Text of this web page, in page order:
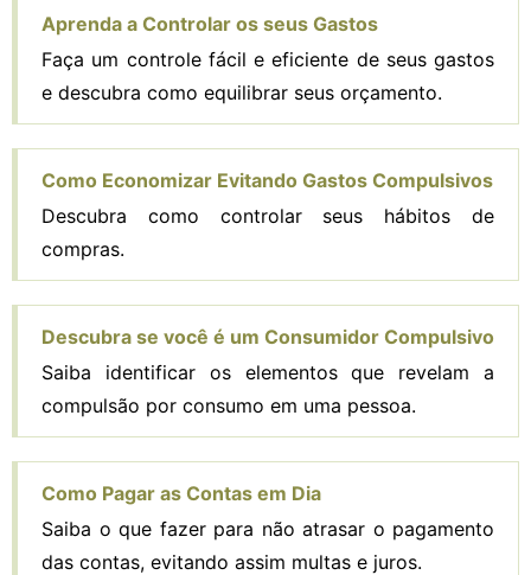
Aprenda a Controlar os seus Gastos
Faça um controle fácil e eficiente de seus gastos
e descubra como equilibrar seus orçamento.
Como Economizar Evitando Gastos Compulsivos
Descubra como controlar seus hábitos de
compras.
Descubra se você é um Consumidor Compulsivo
Saiba identificar os elementos que revelam a
compulsão por consumo em uma pessoa.
Como Pagar as Contas em Dia
Saiba o que fazer para não atrasar o pagamento
das contas, evitando assim multas e juros.